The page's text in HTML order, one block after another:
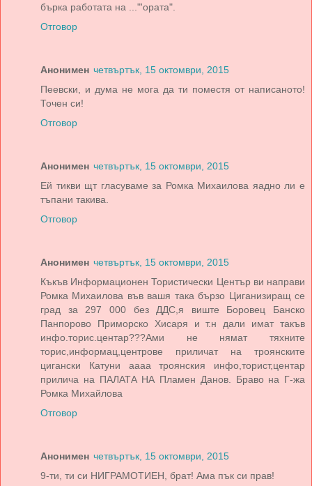
бърка работата на ..."'ората".
Отговор
Анонимен четвъртък, 15 октомври, 2015
Пеевски, и дума не мога да ти поместя от написаното!
Точен си!
Отговор
Анонимен четвъртък, 15 октомври, 2015
Ей тикви щт гласуваме за Ромка Михаилова яадно ли е
тъпани такива.
Отговор
Анонимен четвъртък, 15 октомври, 2015
Къкъв Информационен Тористически Център ви направи
Ромка Михаилова във вашя така бързо Циганизиращ се
град за 297 000 без ДДС,я виште Боровец Банско
Панпорово Приморско Хисаря и т.н дали имат такъв
инфо.торис.центар???Ами не нямат тяхните
торис,информац,центрове приличат на троянските
цигански Катуни аааа троянския инфо,торист,центар
прилича на ПАЛАТА НА Пламен Данов. Браво на Г-жа
Ромка Михайлова
Отговор
Анонимен четвъртък, 15 октомври, 2015
9-ти, ти си НИГРАМОТИЕН, брат! Ама пък си прав!